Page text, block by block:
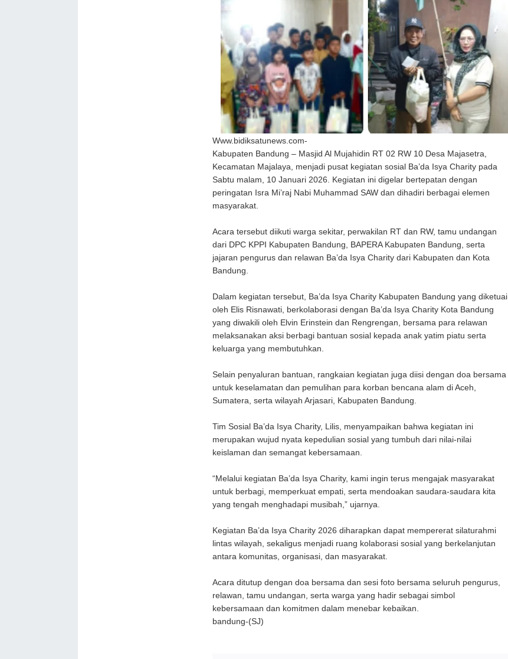
Www.bidiksatunews.com-
Kabupaten Bandung – Masjid Al Mujahidin RT 02 RW 10 Desa Majasetra,
Kecamatan Majalaya, menjadi pusat kegiatan sosial Ba’da Isya Charity pada
Sabtu malam, 10 Januari 2026. Kegiatan ini digelar bertepatan dengan
peringatan Isra Mi’raj Nabi Muhammad SAW dan dihadiri berbagai elemen
masyarakat.
Acara tersebut diikuti warga sekitar, perwakilan RT dan RW, tamu undangan
dari DPC KPPI Kabupaten Bandung, BAPERA Kabupaten Bandung, serta
jajaran pengurus dan relawan Ba’da Isya Charity dari Kabupaten dan Kota
Bandung.
Dalam kegiatan tersebut, Ba’da Isya Charity Kabupaten Bandung yang diketuai
oleh Elis Risnawati, berkolaborasi dengan Ba’da Isya Charity Kota Bandung
yang diwakili oleh Elvin Erinstein dan Rengrengan, bersama para relawan
melaksanakan aksi berbagi bantuan sosial kepada anak yatim piatu serta
keluarga yang membutuhkan.
Selain penyaluran bantuan, rangkaian kegiatan juga diisi dengan doa bersama
untuk keselamatan dan pemulihan para korban bencana alam di Aceh,
Sumatera, serta wilayah Arjasari, Kabupaten Bandung.
Tim Sosial Ba’da Isya Charity, Lilis, menyampaikan bahwa kegiatan ini
merupakan wujud nyata kepedulian sosial yang tumbuh dari nilai-nilai
keislaman dan semangat kebersamaan.
“Melalui kegiatan Ba’da Isya Charity, kami ingin terus mengajak masyarakat
untuk berbagi, memperkuat empati, serta mendoakan saudara-saudara kita
yang tengah menghadapi musibah,” ujarnya.
Kegiatan Ba’da Isya Charity 2026 diharapkan dapat mempererat silaturahmi
lintas wilayah, sekaligus menjadi ruang kolaborasi sosial yang berkelanjutan
antara komunitas, organisasi, dan masyarakat.
Acara ditutup dengan doa bersama dan sesi foto bersama seluruh pengurus,
relawan, tamu undangan, serta warga yang hadir sebagai simbol
kebersamaan dan komitmen dalam menebar kebaikan.
bandung-(SJ)